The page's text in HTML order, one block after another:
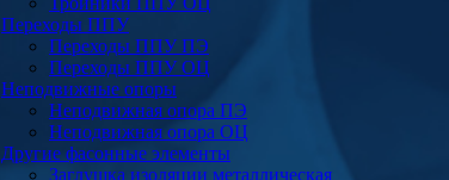
Переходы ППУ
Переходы ППУ ПЭ
Переходы ППУ ОЦ
Неподвижные опоры
Неподвижная опора ПЭ
Неподвижная опора ОЦ
Другие фасонные элементы
Заглушка изоляции металлическая